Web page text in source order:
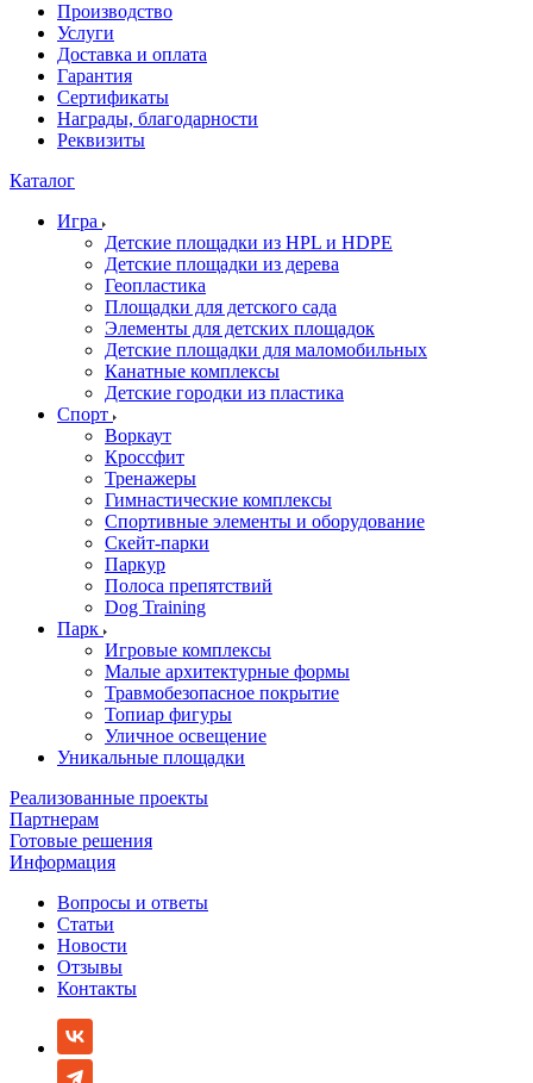
Производство
Услуги
Доставка и оплата
Гарантия
Сертификаты
Награды, благодарности
Реквизиты
Каталог
Игра
Детские площадки из HPL и HDPE
Детские площадки из дерева
Геопластика
Площадки для детского сада
Элементы для детских площадок
Детские площадки для маломобильных
Канатные комплексы
Детские городки из пластика
Спорт
Воркаут
Кроссфит
Тренажеры
Гимнастические комплексы
Спортивные элементы и оборудование
Скейт-парки
Паркур
Полоса препятствий
Dog Training
Парк
Игровые комплексы
Малые архитектурные формы
Травмобезопасное покрытие
Топиар фигуры
Уличное освещение
Уникальные площадки
Реализованные проекты
Партнерам
Готовые решения
Информация
Вопросы и ответы
Статьи
Новости
Отзывы
Контакты